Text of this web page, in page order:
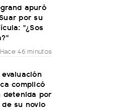
apuró
por su
"¿Sos
Hace 46 minutos
complicó
detenida por
su novio